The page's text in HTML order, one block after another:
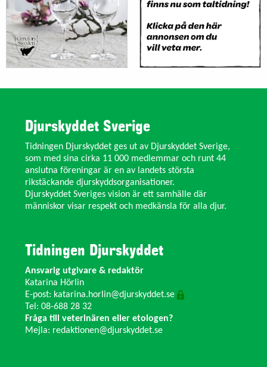
Djurskyddet Sverige
Tidningen Djurskyddet ges ut av Djurskyddet Sverige,
som med sina cirka 11 000 medlemmar och runt 44
anslutna föreningar är en av landets största
rikstäckande djurskyddsorganisationer.
Djurskyddet Sveriges vision är ett samhälle där
människor visar respekt och medkänsla för alla djur.
Tidningen Djurskyddet
Ansvarig utgivare & redaktör
Katarina Hörlin
E-post: katarina.horlin@djurskyddet.se
Tel: 08-688 28 32
Fråga till veterinären eller etologen?
Mejla: redaktionen@djurskyddet.se